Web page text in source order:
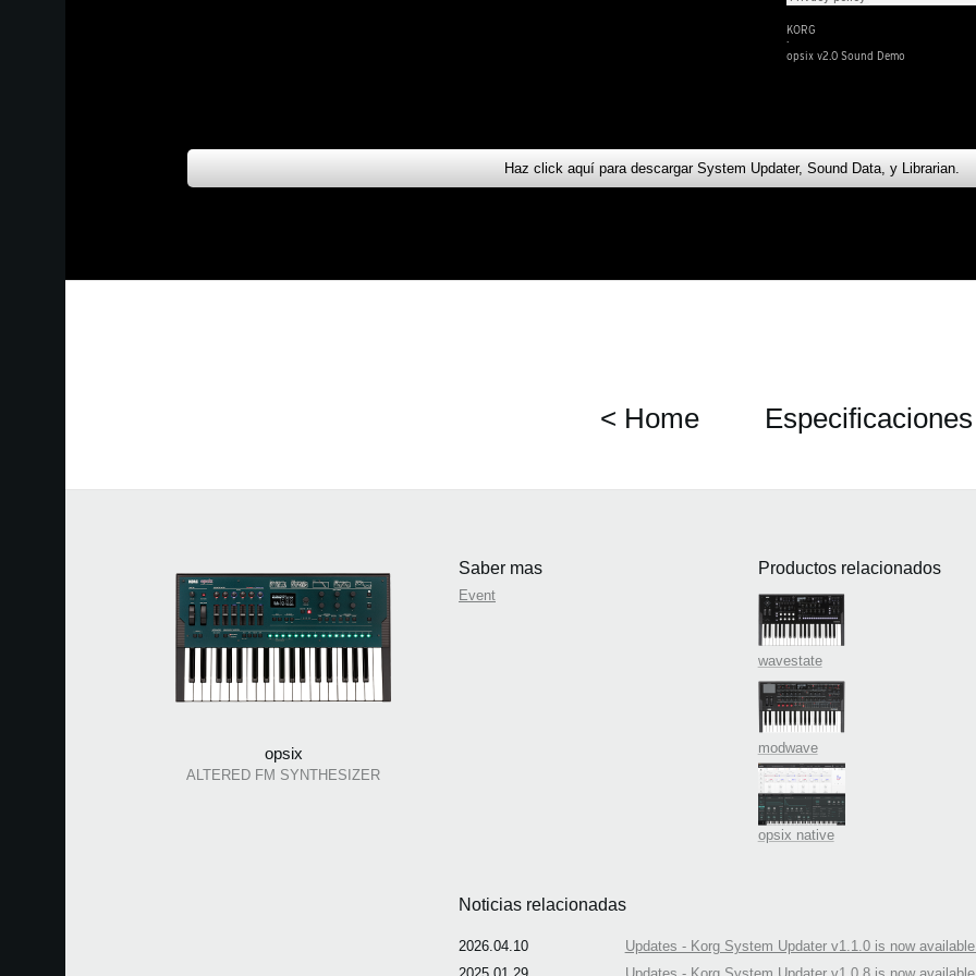
KORG
·
opsix v2.0 Sound Demo
Haz click aquí para descargar System Updater, Sound Data, y Librarian.
< Home
opsix
ALTERED FM SYNTHESIZER
Saber mas
Event
Productos relacionados
wavestate
modwave
opsix native
Noticias relacionadas
2026.04.10
Updates - Korg System Updater v1.1.0 is now